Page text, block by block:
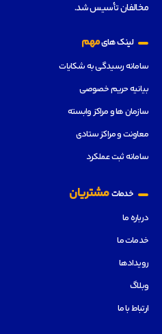
مخالفان تأسیس شد.
لینک هایمهم
سامانه رسیدگی به شکایات
بیانیه حریم خصوصی
سازمان ها و مراکز وابسته
معاونت و مراکز ستادی
سامانه ثبت عملکرد
خدماتمشتریان
درباره ما
خدمات ما
رویدادها
وبلاگ
ارتباط با ما